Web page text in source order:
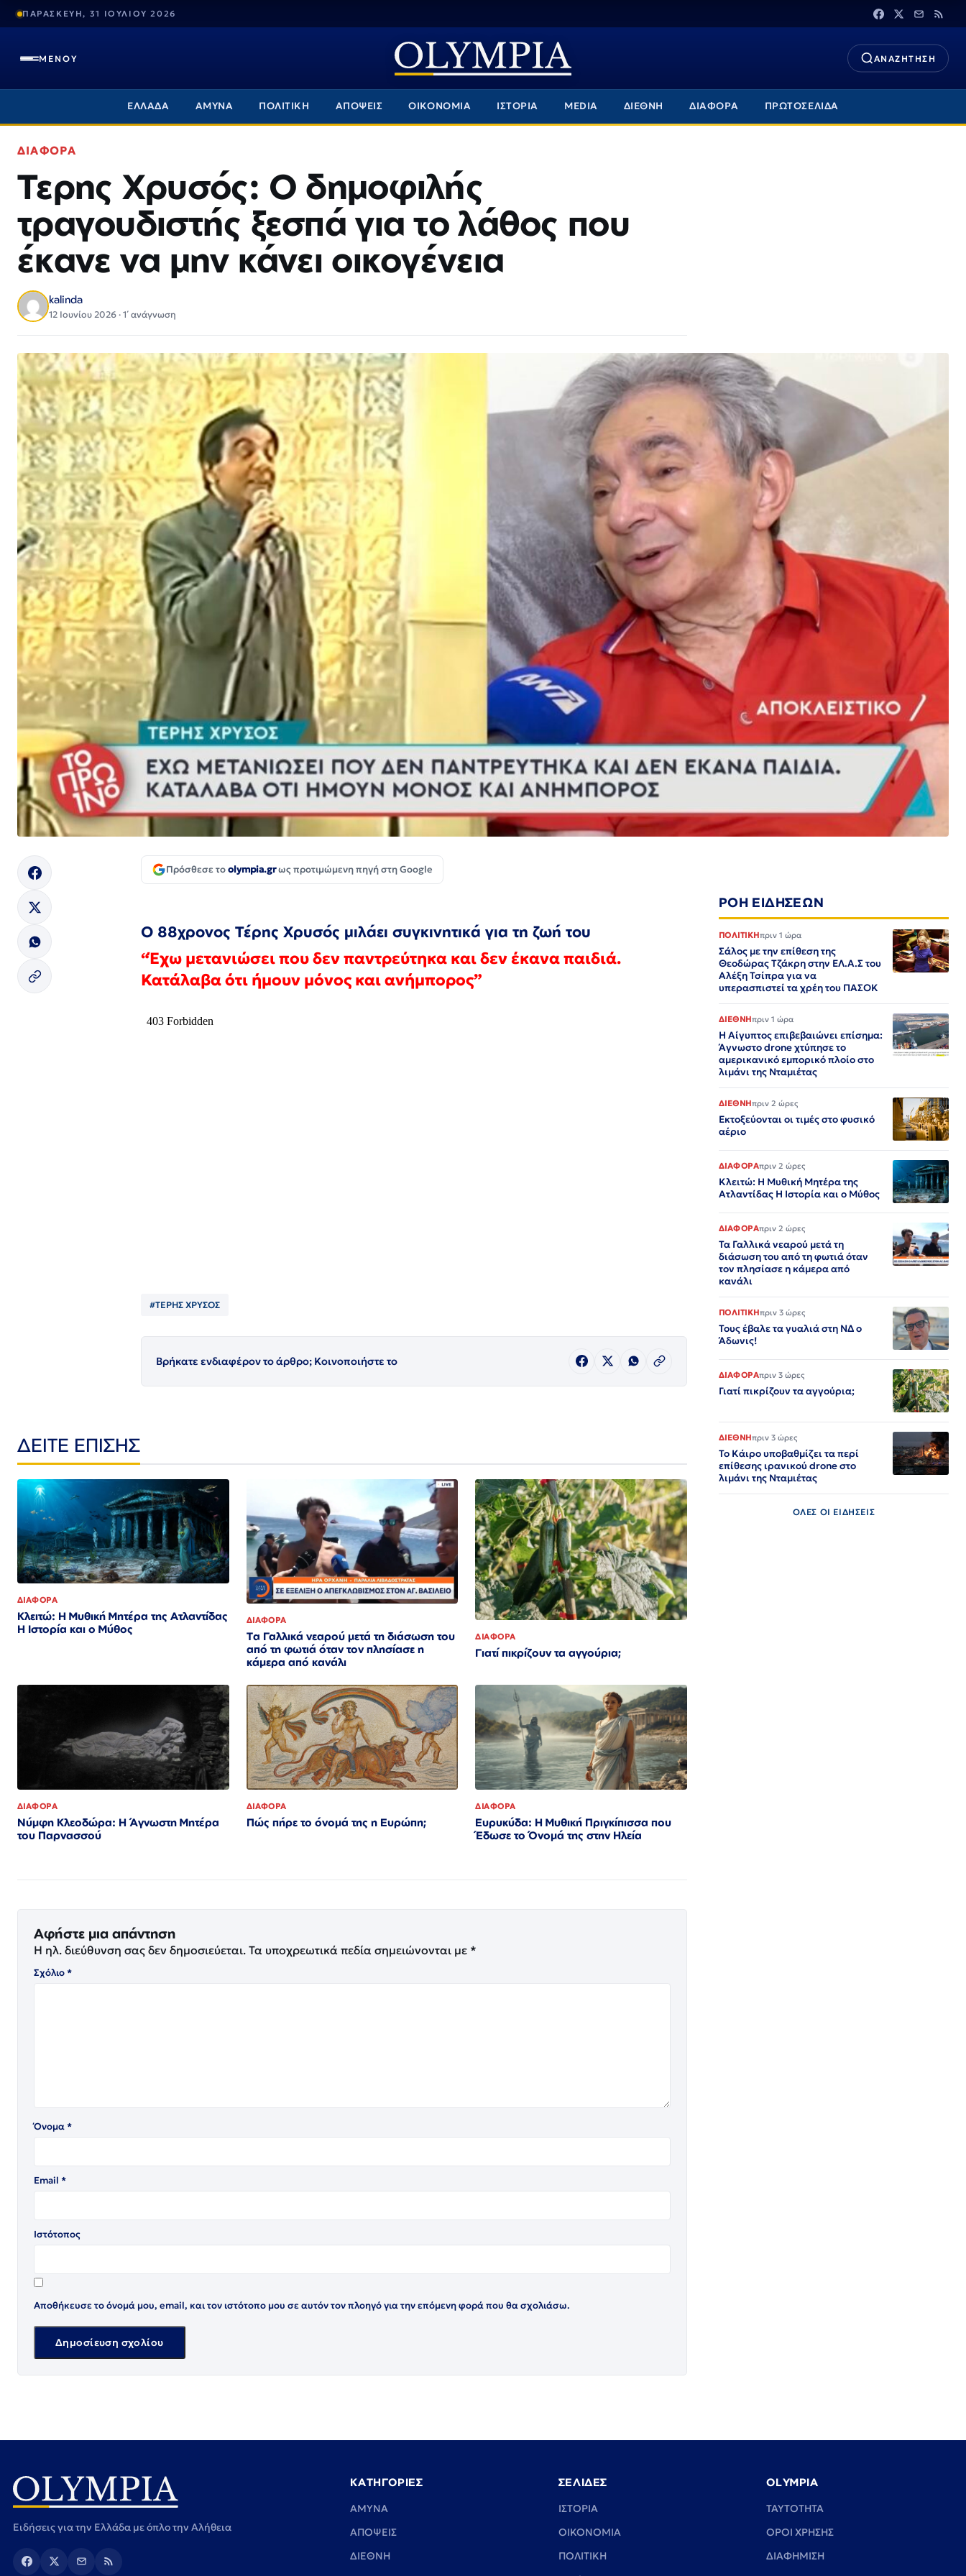
ΠΑΡΑΣΚΕΥΗ, 31 ΙΟΥΛΙΟΥ 2026
ΜΕΝΟΥ ΑΝΑΖΗΤΗΣΗ
ΕΛΛΑΔΑ ΑΜΥΝΑ ΠΟΛΙΤΙΚΗ ΑΠΟΨΕΙΣ ΟΙΚΟΝΟΜΙΑ ΙΣΤΟΡΙΑ MEDIA ΔΙΕΘΝΗ ΔΙΑΦΟΡΑ ΠΡΩΤΟΣΕΛΙΔΑ
ΔΙΑΦΟΡΑ
Τερης Χρυσός: Ο δημοφιλής
τραγουδιστής ξεσπά για το λάθος που
έκανε να μην κάνει οικογένεια
kalinda
12 Ιουνίου 2026 · 1΄ ανάγνωση
Πρόσθεσε τοolympia.grως προτιμώμενη πηγή στη Google
Ο 88χρονος Τέρης Χρυσός μιλάει συγκινητικά για τη ζωή του
“Έχω μετανιώσει που δεν παντρεύτηκα και δεν έκανα παιδιά.
Κατάλαβα ότι ήμουν μόνος και ανήμπορος”
#ΤΕΡΗΣ ΧΡΥΣΟΣ
Βρήκατε ενδιαφέρον το άρθρο; Κοινοποιήστε το
ΔΕΙΤΕ ΕΠΙΣΗΣ
ΔΙΑΦΟΡΑ
Κλειτώ: Η Μυθική Μητέρα της Ατλαντίδας
Η Ιστορία και ο Μύθος
ΔΙΑΦΟΡΑ
Τα Γαλλικά νεαρού μετά τη διάσωση του
από τη φωτιά όταν τον πλησίασε η
κάμερα από κανάλι
ΔΙΑΦΟΡΑ
Γιατί πικρίζουν τα αγγούρια;
ΔΙΑΦΟΡΑ
Νύμφη Κλεοδώρα: Η Άγνωστη Μητέρα
του Παρνασσού
ΔΙΑΦΟΡΑ
Πώς πήρε το όνομά της η Ευρώπη;
ΔΙΑΦΟΡΑ
Ευρυκύδα: Η Μυθική Πριγκίπισσα που
Έδωσε το Όνομά της στην Ηλεία
Αφήστε μια απάντηση
Η ηλ. διεύθυνση σας δεν δημοσιεύεται. Τα υποχρεωτικά πεδία σημειώνονται με *
Σχόλιο*
Όνομα*
Email *
Ιστότοπος
Αποθήκευσε το όνομά μου, email, και τον ιστότοπο μου σε αυτόν τον πλοηγό για την επόμενη φορά που θα σχολιάσω.
ΡΟΗ ΕΙΔΗΣΕΩΝ
ΠΟΛΙΤΙΚΗπριν 1 ώρα
Σάλος με την επίθεση της
Θεοδώρας Τζάκρη στην ΕΛ.Α.Σ του
Αλέξη Τσίπρα για να
υπερασπιστεί τα χρέη του ΠΑΣΟΚ
ΔΙΕΘΝΗπριν 1 ώρα
Η Αίγυπτος επιβεβαιώνει επίσημα:
Άγνωστο drone χτύπησε το
αμερικανικό εμπορικό πλοίο στο
λιμάνι της Νταμιέτας
ΔΙΕΘΝΗπριν 2 ώρες
Εκτοξεύονται οι τιμές στο φυσικό
αέριο
ΔΙΑΦΟΡΑπριν 2 ώρες
Κλειτώ: Η Μυθική Μητέρα της
Ατλαντίδας Η Ιστορία και ο Μύθος
ΔΙΑΦΟΡΑπριν 2 ώρες
Τα Γαλλικά νεαρού μετά τη
διάσωση του από τη φωτιά όταν
τον πλησίασε η κάμερα από
κανάλι
ΠΟΛΙΤΙΚΗπριν 3 ώρες
Τους έβαλε τα γυαλιά στη ΝΔ ο
Άδωνις!
ΔΙΑΦΟΡΑπριν 3 ώρες
Γιατί πικρίζουν τα αγγούρια;
ΔΙΕΘΝΗπριν 3 ώρες
Το Κάιρο υποβαθμίζει τα περί
επίθεσης ιρανικού drone στο
λιμάνι της Νταμιέτας
ΟΛΕΣ ΟΙ ΕΙΔΗΣΕΙΣ
Ειδήσεις για την Ελλάδα με όπλο την Αλήθεια
ΚΑΤΗΓΟΡΙΕΣ
ΑΜΥΝΑ
ΑΠΟΨΕΙΣ
ΔΙΕΘΝΗ
ΣΕΛΙΔΕΣ
ΙΣΤΟΡΙΑ
ΟΙΚΟΝΟΜΙΑ
ΠΟΛΙΤΙΚΗ
OLYMPIA
TAYTOTHTA
ΟΡΟΙ ΧΡΗΣΗΣ
ΔΙΑΦΗΜΙΣΗ